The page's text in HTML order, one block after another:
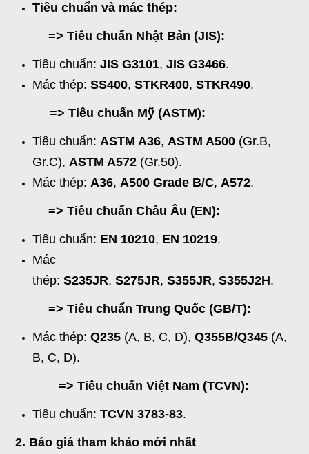
Tiêu chuẩn và mác thép:
=> Tiêu chuẩn Nhật Bản (JIS):
Tiêu chuẩn: JIS G3101, JIS G3466.
Mác thép: SS400, STKR400, STKR490.
=> Tiêu chuẩn Mỹ (ASTM):
Tiêu chuẩn: ASTM A36, ASTM A500 (Gr.B,
Gr.C), ASTM A572 (Gr.50).
Mác thép: A36, A500 Grade B/C, A572.
=> Tiêu chuẩn Châu Âu (EN):
Tiêu chuẩn: EN 10210, EN 10219.
Mác
thép: S235JR, S275JR, S355JR, S355J2H.
=> Tiêu chuẩn Trung Quốc (GB/T):
Mác thép: Q235 (A, B, C, D), Q355B/Q345 (A,
B, C, D).
=> Tiêu chuẩn Việt Nam (TCVN):
Tiêu chuẩn: TCVN 3783-83.
2. Báo giá tham khảo mới nhất